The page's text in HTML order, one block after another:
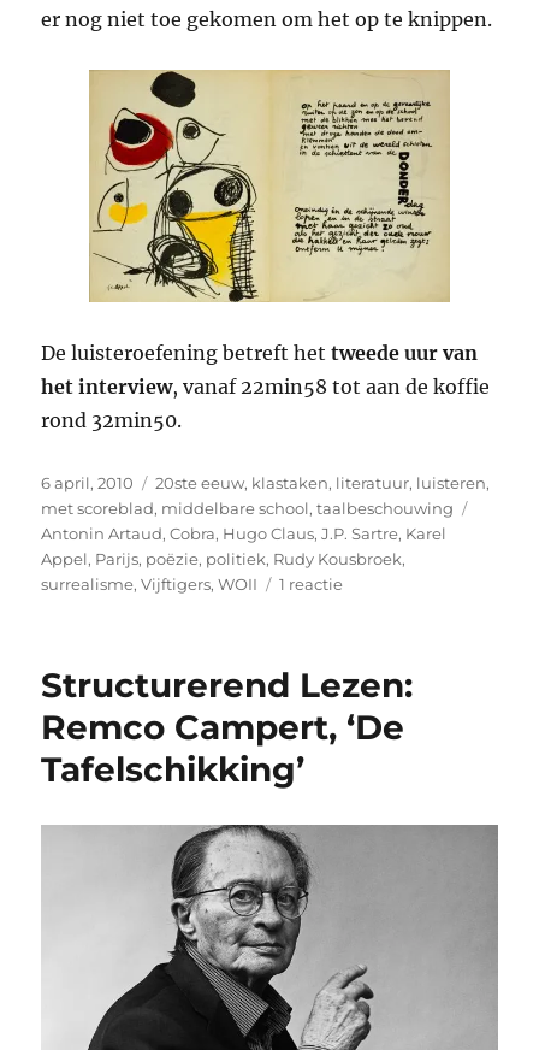
er nog niet toe gekomen om het op te knippen.
De luisteroefening betreft het tweede uur van
het interview, vanaf 22min58 tot aan de koffie
rond 32min50.
Geplaatst
op
6 april, 2010 Categorieën
20ste eeuw, klastaken, literatuur, luisteren,
met scoreblad, middelbare school,taalbeschouwing
Antonin Artaud,Cobra, Hugo Claus,J.P. Sartre, Karel
Appel, Parijs, poëzie, politiek, Rudy Kousbroek,
surrealisme,Vijftigers,WOII 1 reactieop
Claus
in
Parijs
Structurerend Lezen:
Remco Campert, ‘De
Tafelschikking’